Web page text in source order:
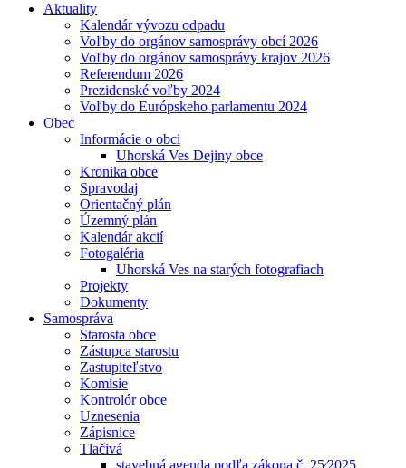
Aktuality
Kalendár vývozu odpadu
Voľby do orgánov samosprávy obcí 2026
Voľby do orgánov samosprávy krajov 2026
Referendum 2026
Prezidenské voľby 2024
Voľby do Európskeho parlamentu 2024
Obec
Informácie o obci
Uhorská Ves Dejiny obce
Kronika obce
Spravodaj
Orientačný plán
Územný plán
Kalendár akcií
Fotogaléria
Uhorská Ves na starých fotografiach
Projekty
Dokumenty
Samospráva
Starosta obce
Zástupca starostu
Zastupiteľstvo
Komisie
Kontrolór obce
Uznesenia
Zápisnice
Tlačivá
stavebná agenda podľa zákona č. 25⁄2025